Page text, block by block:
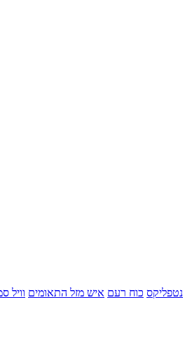
נטפליקס כוח רעם איש מזל התאומים וויל